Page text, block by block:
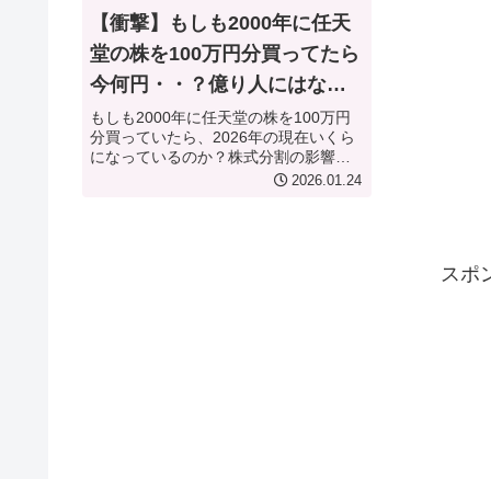
【衝撃】もしも2000年に任天
堂の株を100万円分買ってたら
今何円・・？億り人にはなれ
たのか徹底検証
もしも2000年に任天堂の株を100万円
分買っていたら、2026年の現在いくら
になっているのか？株式分割の影響
や、積み重なった配当金を含めたトー
2026.01.24
スポ